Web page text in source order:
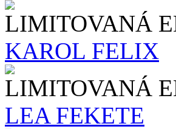
LIMITOVANÁ
KAROL FELIX
LIMITOVANÁ
LEA FEKETE